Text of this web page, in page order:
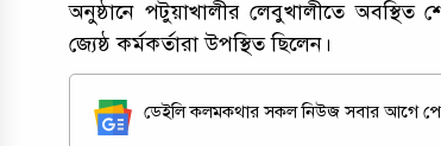
অনুষ্ঠানে পটুয়াখালীর লেবুখালীতে অবস্থিত
জ্যেষ্ঠ কর্মকর্তারা উপস্থিত ছিলেন।
ডেইলি কলমকথার সকল নিউজ সবার আগে